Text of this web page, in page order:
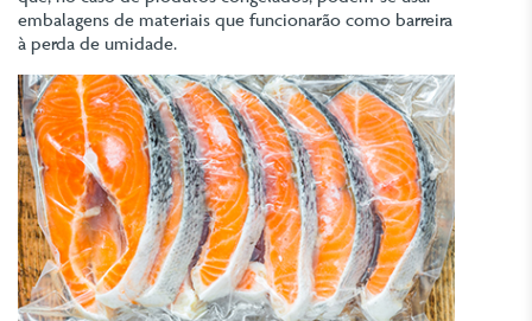
embalagens de materiais que funcionarão como barreira
à perda de umidade.